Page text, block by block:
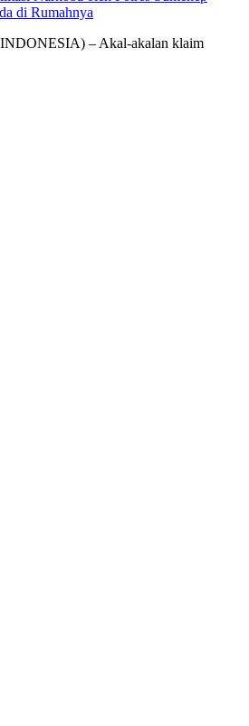
di Rumahnya
– Akal-akalan klaim